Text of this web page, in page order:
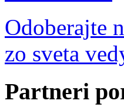
Odoberajte
zo sveta
Partneri